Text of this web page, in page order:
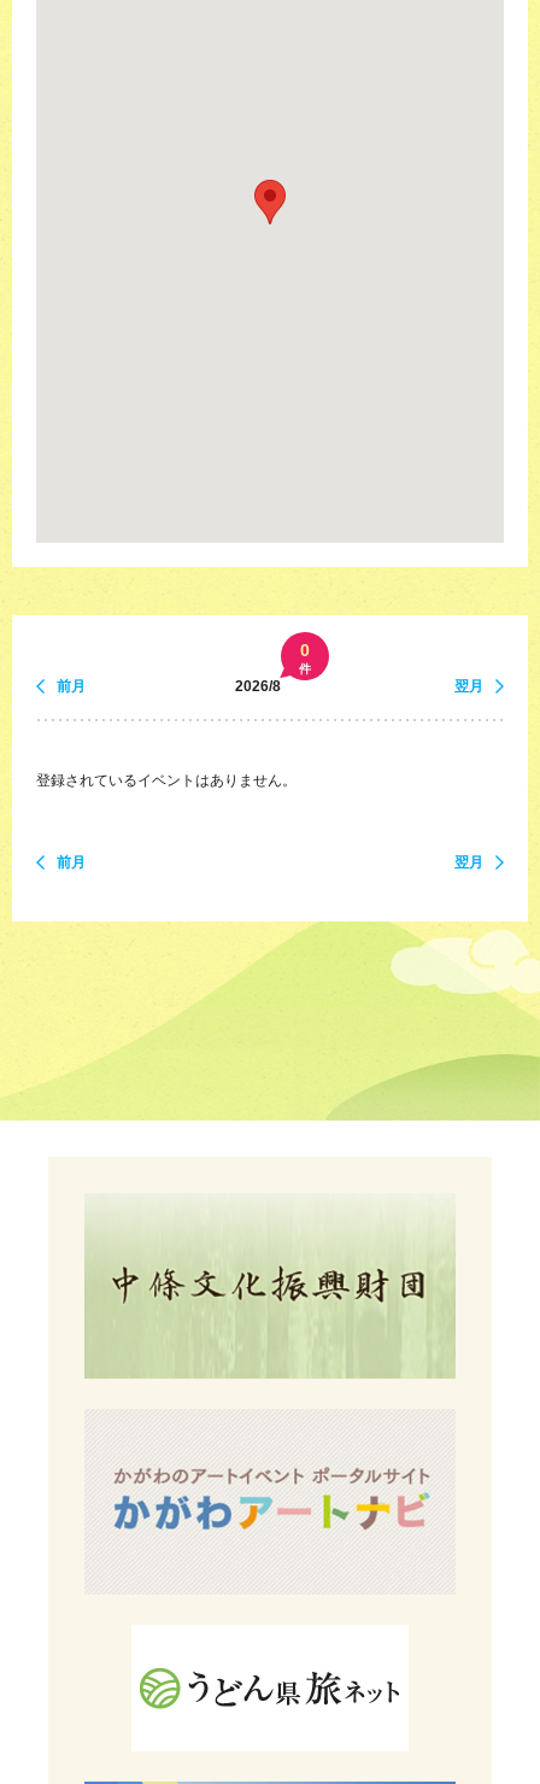
前月 2026/8
0
件
翌月
登録されているイベントはありません。
前月 翌月